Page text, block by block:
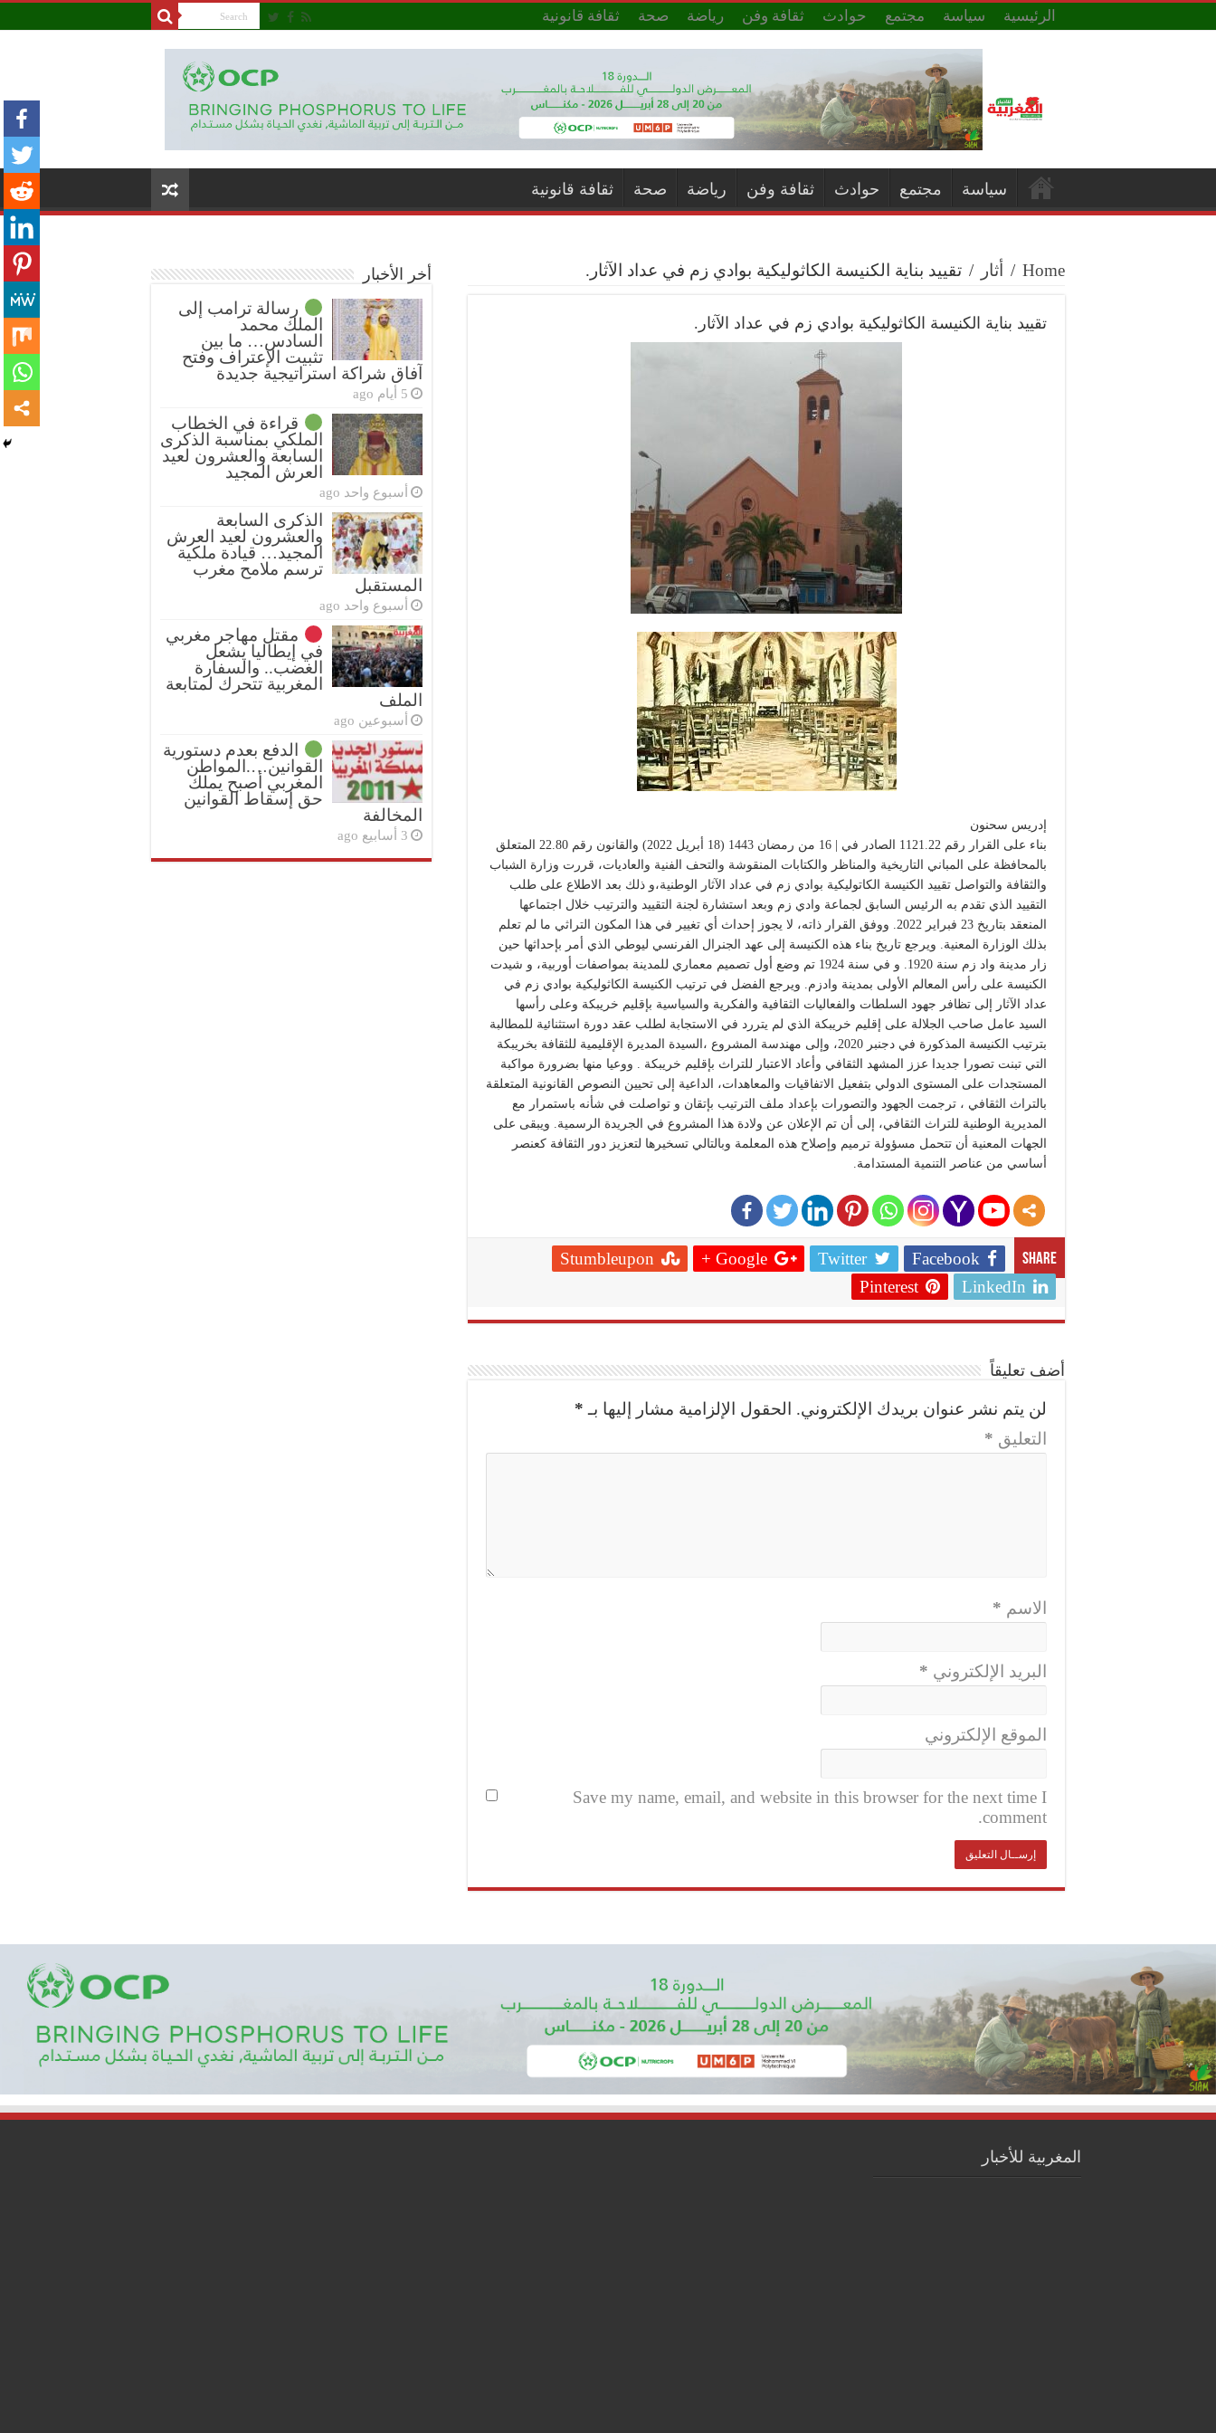
الرئيسية سياسة مجتمع حوادث ثقافة وفن رياضة صحة ثقافة قانونية
سياسة مجتمع حوادث ثقافة وفن رياضة صحة ثقافة قانونية
Home
/ أثار / تقييد بناية الكنيسة الكاثوليكية بوادي زم في عداد الآثار.
تقييد بناية الكنيسة الكاثوليكية بوادي زم في عداد الآثار.
إدريس سحنون
بناء على القرار رقم 1121.22 الصادر في | 16 من رمضان 1443 (18 أبريل 2022) والقانون رقم 22.80 المتعلق
بالمحافظة على المباني التاريخية والمناظر والكتابات المنقوشة والتحف الفنية والعاديات، قررت وزارة الشباب
والثقافة والتواصل تقييد الكنيسة الكاتوليكية بوادي زم في عداد الآثار الوطنية،و ذلك بعد الاطلاع على طلب
التقييد الذي تقدم به الرئيس السابق لجماعة وادي زم وبعد استشارة لجنة التقييد والترتيب خلال اجتماعها
المنعقد بتاريخ 23 فبراير 2022. ووفق القرار ذاته، لا يجوز إحداث أي تغيير في هذا المكون التراثي ما لم تعلم
بذلك الوزارة المعنية. ويرجع تاريخ بناء هذه الكنيسة إلى عهد الجنرال الفرنسي ليوطي الذي أمر بإحداثها حين
زار مدينة واد زم سنة 1920. و في سنة 1924 تم وضع أول تصميم معماري للمدينة بمواصفات أوربية، و شيدت
الكنيسة على رأس المعالم الأولى بمدينة وادزم. ويرجع الفضل في ترتيب الكنيسة الكاثوليكية بوادي زم في
عداد الآثار إلى تظافر جهود السلطات والفعاليات الثقافية والفكرية والسياسية بإقليم خريبكة وعلى رأسها
السيد عامل صاحب الجلالة على إقليم خريبكة الذي لم يتررد في الاستجابة لطلب عقد دورة استثنائية للمطالبة
بترتيب الكنيسة المذكورة في دجنبر 2020، وإلى مهندسة المشروع ،السيدة المديرة الإقليمية للثقافة بخريبكة
التي تبنت تصورا جديدا عزز المشهد الثقافي وأعاد الاعتبار للتراث بإقليم خريبكة . ووعيا منها بضرورة مواكبة
المستجدات على المستوى الدولي بتفعيل الاتفاقيات والمعاهدات، الداعية إلى تحيين النصوص القانونية المتعلقة
بالتراث الثقافي ، ترجمت الجهود والتصورات بإعداد ملف الترتيب بإتقان و تواصلت في شأنه باستمرار مع
المديرية الوطنية للتراث الثقافي، إلى أن تم الإعلان عن ولادة هذا المشروع في الجريدة الرسمية. ويبقى على
الجهات المعنية أن تتحمل مسؤولة ترميم وإصلاح هذه المعلمة وبالتالي تسخيرها لتعزيز دور الثقافة كعنصر
أساسي من عناصر التنمية المستدامة.
Share
Facebook
Twitter
Google +
Stumbleupon
LinkedIn
Pinterest
أضف تعليقاً
لن يتم نشر عنوان بريدك الإلكتروني. الحقول الإلزامية مشار إليها بـ *
التعليق *
الاسم *
البريد الإلكتروني *
الموقع الإلكتروني
Save my name, email, and website in this browser for the next time I
comment.
أخر الأخبار
رسالة ترامب إلى
الملك محمد
السادس… ما بين
تثبيت الإعتراف وفتح
آفاق شراكة استراتيجية جديدة
5 أيام ago
قراءة في الخطاب
الملكي بمناسبة الذكرى
السابعة والعشرون لعيد
العرش المجيد
أسبوع واحد ago
الذكرى السابعة
والعشرون لعيد العرش
المجيد… قيادة ملكية
ترسم ملامح مغرب
المستقبل
أسبوع واحد ago
مقتل مهاجر مغربي
في إيطاليا يشعل
الغضب.. والسفارة
المغربية تتحرك لمتابعة
الملف
أسبوعين ago
الدفع بعدم دستورية
القوانين….المواطن
المغربي أصبح يملك
حق إسقاط القوانين
المخالفة
3 أسابيع ago
المغربية للأخبار